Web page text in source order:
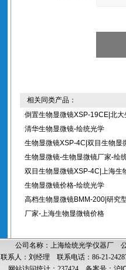
相关同类产品：
倒置生物显微镜XSP-19CE|北大
清华生物显微镜-绘统光学
生物显微镜XSP-4C|双目生物显
生物显微镜-生物显微镜厂家-绘
双目生物显微镜XSP-4C|上海生
生物显微镜价格-绘统光学
高档生物显微镜BMM-200|研究
厂家-上海生物显微镜价格
公司名称：上海绘统光学仪器厂
联系人：刘经理 联系电话：86-21-